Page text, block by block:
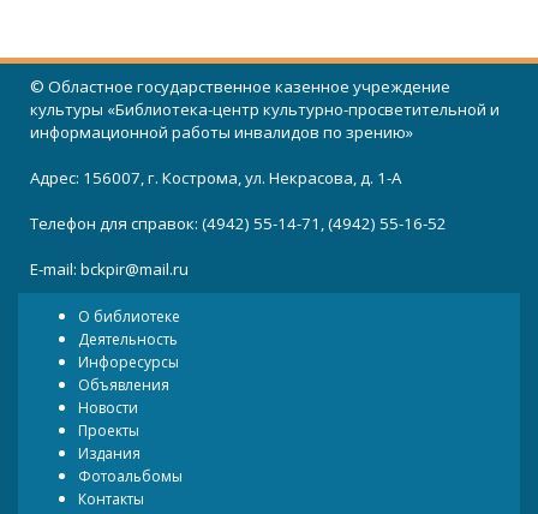
© Областное государственное казенное учреждение
культуры «Библиотека-центр культурно-просветительной и
информационной работы инвалидов по зрению»
Адрес: 156007, г. Кострома, ул. Некрасова, д. 1-А
Телефон для справок: (4942) 55-14-71, (4942) 55-16-52
E-mail: bckpir@mail.ru
О библиотеке
Деятельность
Инфоресурсы
Объявления
Новости
Проекты
Издания
Фотоальбомы
Контакты